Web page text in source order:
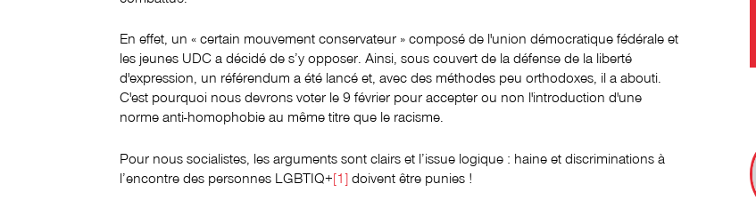
En effet, un « certain mouvement conservateur » composé de l'union démocratique fédérale et
les jeunes UDC a décidé de s’y opposer. Ainsi, sous couvert de la défense de la liberté
d'expression, un référendum a été lancé et, avec des méthodes peu orthodoxes, il a abouti.
C'est pourquoi nous devrons voter le 9 février pour accepter ou non l'introduction d'une
norme anti-homophobie au même titre que le racisme.
Pour nous socialistes, les arguments sont clairs et l’issue logique : haine et discriminations à
l’encontre des personnes LGBTIQ+[1]doivent être punies !